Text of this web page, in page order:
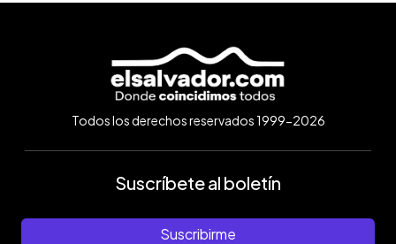
Todos los derechos reservados 1999-2026
Suscríbete al boletín
Suscribirme